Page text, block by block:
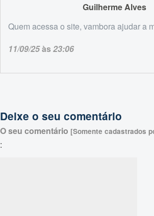
Guilherme Alves
Quem acessa o site, vambora ajudar a
11/09/25às23:06
Deixe o seu comentário
O seu comentário [Somente cadastrados
: